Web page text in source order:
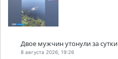
Двое мужчин утонули за
8 августа 2026, 19:26